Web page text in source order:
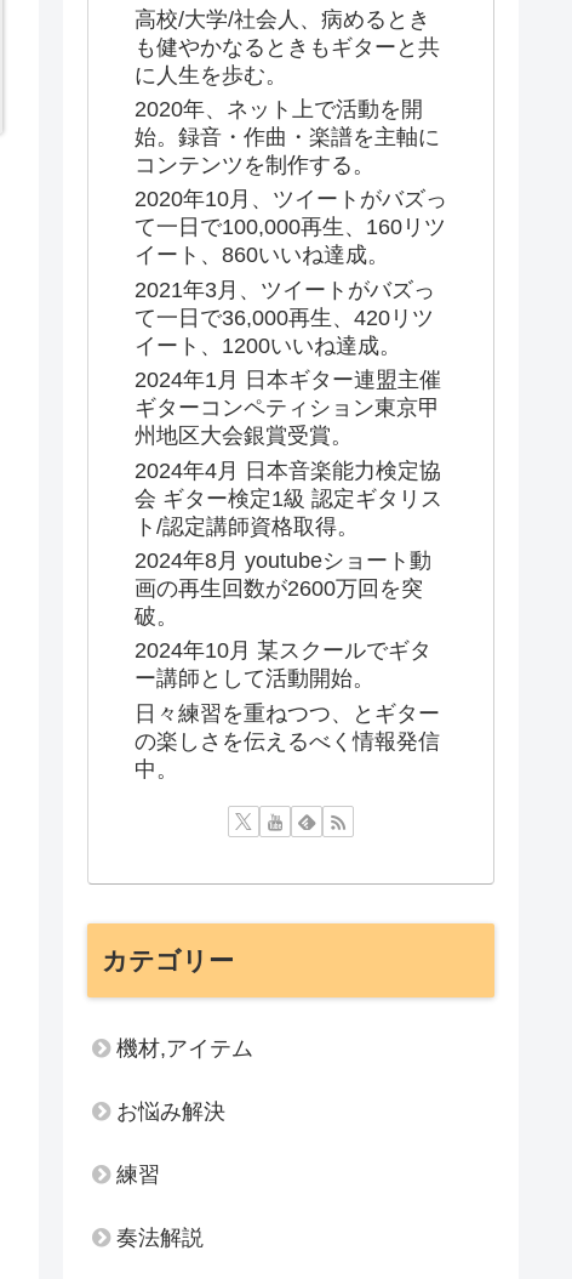
高校/大学/社会人、病めるとき
も健やかなるときもギターと共
に人生を歩む。
2020年、ネット上で活動を開
始。録音・作曲・楽譜を主軸に
コンテンツを制作する。
2020年10月、ツイートがバズっ
て一日で100,000再生、160リツ
イート、860いいね達成。
2021年3月、ツイートがバズっ
て一日で36,000再生、420リツ
イート、1200いいね達成。
2024年1月 日本ギター連盟主催
ギターコンペティション東京甲
州地区大会銀賞受賞。
2024年4月 日本音楽能力検定協
会 ギター検定1級 認定ギタリス
ト/認定講師資格取得。
2024年8月 youtubeショート動
画の再生回数が2600万回を突
破。
2024年10月 某スクールでギタ
ー講師として活動開始。
日々練習を重ねつつ、とギター
の楽しさを伝えるべく情報発信
中。
カテゴリー
機材,アイテム
お悩み解決
練習
奏法解説